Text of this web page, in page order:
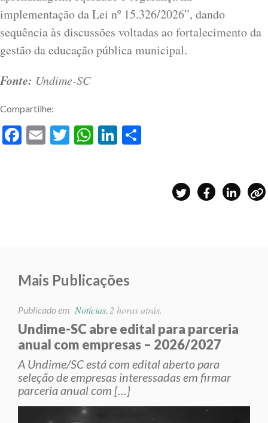
implementação da Lei nº 15.326/2026”, dando
sequência às discussões voltadas ao fortalecimento da
gestão da educação pública municipal.
Fonte: Undime-SC
Compartilhe:
Facebook
EmailTwitterWhatsApp
LinkedIn
Mais Publicações
Publicado em Notícias 2 horas atrás.
Undime-SC abre edital para parceria
anual com empresas – 2026/2027
A Undime/SC está com edital aberto para
seleção de empresas interessadas em firmar
parceria anual com […]